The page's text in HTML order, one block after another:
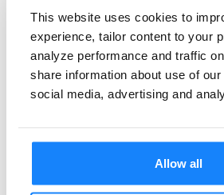
This website uses cookies to
experience, tailor content to your
analyze performance and traffic
share information about use of
social media, advertising and
Allow all
Royaume-Uni et
évaluation précise des
Basez vos décisions sur nos
profil DIATF améliorés.